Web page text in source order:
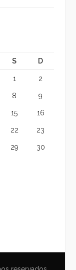
S D
1 2
8 9
15 16
22 23
29 30